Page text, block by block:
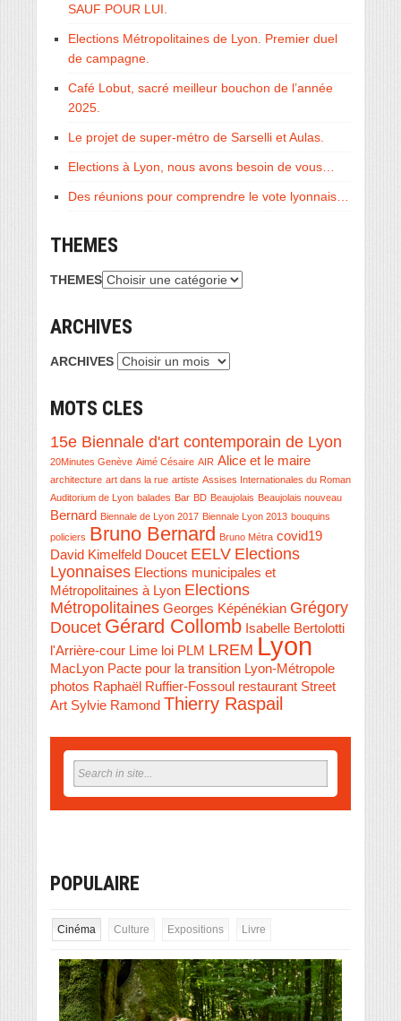
SAUF POUR LUI.
Elections Métropolitaines de Lyon. Premier duel
de campagne.
Café Lobut, sacré meilleur bouchon de l’année
2025.
Le projet de super-métro de Sarselli et Aulas.
Elections à Lyon, nous avons besoin de vous…
Des réunions pour comprendre le vote lyonnais…
THEMES
THEMES
ARCHIVES
ARCHIVES
MOTS CLES
15e Biennale d'art contemporain de Lyon
20Minutes Genève Aimé Césaire AIR Alice et le maire
architecture art dans la rue artiste Assises Internationales du Roman
Auditorium de Lyon balades Bar BD Beaujolais Beaujolais nouveau
Bernard Biennale de Lyon 2017 Biennale Lyon 2013 bouquins
policiers Bruno Bernard Bruno Métra covid19
David Kimelfeld Doucet EELV Elections
Lyonnaises Elections municipales et
Métropolitaines à Lyon Elections
Métropolitaines Georges Képénékian Grégory
Doucet Gérard Collomb Isabelle Bertolotti
l'Arrière-cour Lime loi PLM LREM Lyon
MacLyon Pacte pour la transition Lyon-Métropole
photos Raphaël Ruffier-Fossoul restaurant Street
Art Sylvie Ramond Thierry Raspail
POPULAIRE
Cinéma Culture Expositions Livre